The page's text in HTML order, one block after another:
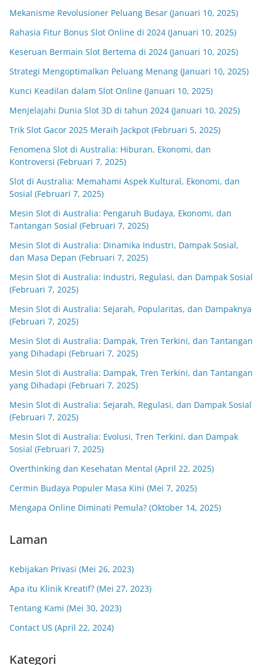
Mekanisme Revolusioner Peluang Besar (Januari 10, 2025)
Rahasia Fitur Bonus Slot Online di 2024 (Januari 10, 2025)
Keseruan Bermain Slot Bertema di 2024 (Januari 10, 2025)
Strategi Mengoptimalkan Peluang Menang (Januari 10, 2025)
Kunci Keadilan dalam Slot Online (Januari 10, 2025)
Menjelajahi Dunia Slot 3D di tahun 2024 (Januari 10, 2025)
Trik Slot Gacor 2025 Meraih Jackpot (Februari 5, 2025)
Fenomena Slot di Australia: Hiburan, Ekonomi, dan
Kontroversi (Februari 7, 2025)
Slot di Australia: Memahami Aspek Kultural, Ekonomi, dan
Sosial (Februari 7, 2025)
Mesin Slot di Australia: Pengaruh Budaya, Ekonomi, dan
Tantangan Sosial (Februari 7, 2025)
Mesin Slot di Australia: Dinamika Industri, Dampak Sosial,
dan Masa Depan (Februari 7, 2025)
Mesin Slot di Australia: Industri, Regulasi, dan Dampak Sosial
(Februari 7, 2025)
Mesin Slot di Australia: Sejarah, Popularitas, dan Dampaknya
(Februari 7, 2025)
Mesin Slot di Australia: Dampak, Tren Terkini, dan Tantangan
yang Dihadapi (Februari 7, 2025)
Mesin Slot di Australia: Dampak, Tren Terkini, dan Tantangan
yang Dihadapi (Februari 7, 2025)
Mesin Slot di Australia: Sejarah, Regulasi, dan Dampak Sosial
(Februari 7, 2025)
Mesin Slot di Australia: Evolusi, Tren Terkini, dan Dampak
Sosial (Februari 7, 2025)
Overthinking dan Kesehatan Mental (April 22, 2025)
Cermin Budaya Populer Masa Kini (Mei 7, 2025)
Mengapa Online Diminati Pemula? (Oktober 14, 2025)
Laman
Kebijakan Privasi (Mei 26, 2023)
Apa itu Klinik Kreatif? (Mei 27, 2023)
Tentang Kami (Mei 30, 2023)
Contact US (April 22, 2024)
Kategori